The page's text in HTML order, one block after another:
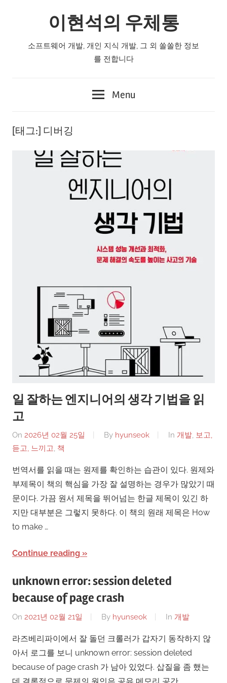
이현석의 우체통
소프트웨어 개발, 개인 지식 개발, 그 외 쏠쏠한 정보
를 전합니다
Menu
[태그:] 디버깅
일 잘하는 엔지니어의 생각 기법을 읽
고
On 2026년 02월 25일 By hyunseok In 개발, 보고,
듣고, 느끼고, 책
번역서를 읽을 때는 원제를 확인하는 습관이 있다. 원제와
부제목이 책의 핵심을 가장 잘 설명하는 경우가 많았기 때
문이다. 가끔 원서 제목을 뛰어넘는 한글 제목이 있긴 하
지만 대부분은 그렇지 못하다. 이 책의 원래 제목은 How
to make …
Continue reading
unknown error: session deleted
because of page crash
On 2021년 02월 21일 By hyunseok In 개발
라즈베리파이에서 잘 돌던 크롤러가 갑자기 동작하지 않
아서 로그를 보니 unknown error: session deleted
because of page crash 가 남아 있었다. 삽질을 좀 했는